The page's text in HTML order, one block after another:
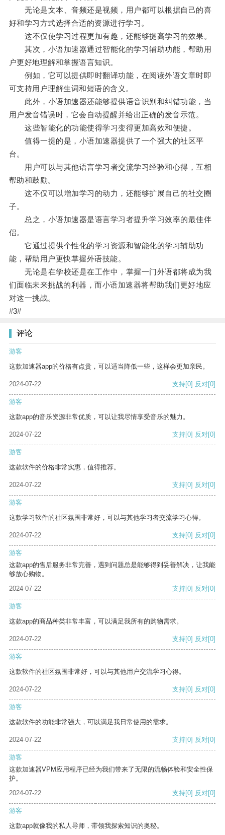
无论是文本、音频还是视频，用户都可以根据自己的喜
好和学习方式选择合适的资源进行学习。
这不仅使学习过程更加有趣，还能够提高学习的效果。
其次，小语加速器通过智能化的学习辅助功能，帮助用
户更好地理解和掌握语言知识。
例如，它可以提供即时翻译功能，在阅读外语文章时即
可支持用户理解生词和短语的含义。
此外，小语加速器还能够提供语音识别和纠错功能，当
用户发音错误时，它会自动提醒并给出正确的发音示范。
这些智能化的功能使得学习变得更加高效和便捷。
值得一提的是，小语加速器提供了一个强大的社区平
台。
用户可以与其他语言学习者交流学习经验和心得，互相
帮助和鼓励。
这不仅可以增加学习的动力，还能够扩展自己的社交圈
子。
总之，小语加速器是语言学习者提升学习效率的最佳伴
侣。
它通过提供个性化的学习资源和智能化的学习辅助功
能，帮助用户更快掌握外语技能。
无论是在学校还是在工作中，掌握一门外语都将成为我
们面临未来挑战的利器，而小语加速器将帮助我们更好地应
对这一挑战。
#3#
评论
游客
这款加速器app的价格有点贵，可以适当降低一些，这样会更加亲民。
2024-07-22 支持[0] 反对[0]
游客
这款app的音乐资源非常优质，可以让我尽情享受音乐的魅力。
2024-07-22 支持[0] 反对[0]
游客
这款软件的价格非常实惠，值得推荐。
2024-07-22 支持[0] 反对[0]
游客
这款学习软件的社区氛围非常好，可以与其他学习者交流学习心得。
2024-07-22 支持[0] 反对[0]
游客
这款app的售后服务非常完善，遇到问题总是能够得到妥善解决，让我能
够放心购物。
2024-07-22
支持[0] 反对[0]
游客
这款app的商品种类非常丰富，可以满足我所有的购物需求。
2024-07-22 支持[0] 反对[0]
游客
这款软件的社区氛围非常好，可以与其他用户交流学习心得。
2024-07-22 支持[0] 反对[0]
游客
这款软件的功能非常强大，可以满足我日常使用的需求。
2024-07-22 支持[0] 反对[0]
游客
这款加速器VPM应用程序已经为我们带来了无限的流畅体验和安全性保
护。
2024-07-22
支持[0] 反对[0]
游客
这款app就像我的私人导师，带领我探索知识的奥秘。